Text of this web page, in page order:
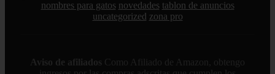
nombres para gatos novedades tablon de anuncios
uncategorized zona pro
Aviso de afiliados Como Afiliado de Amazon, obtengo